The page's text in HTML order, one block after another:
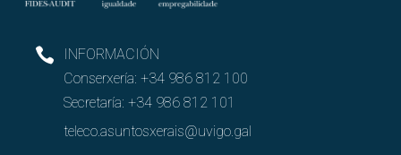
INFORMACIÓN
Conserxería: +34 986 812 100
Secretaría: +34 986 812 101
teleco.asuntosxerais@uvigo.gal